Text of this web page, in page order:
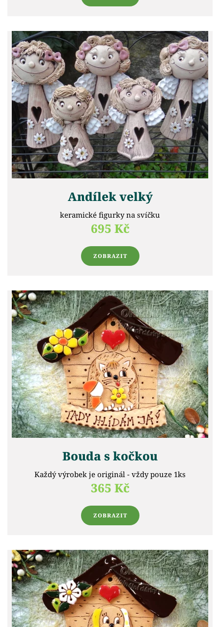
Andílek velký
keramické figurky na svíčku
695 Kč
ZOBRAZIT
Bouda s kočkou
Každý výrobek je originál - vždy pouze 1ks
365 Kč
ZOBRAZIT